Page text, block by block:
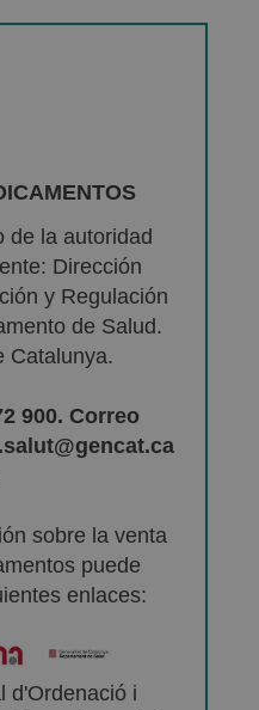
de la autoridad
Dirección
y Regulación
de Salud.
Catalunya.
900. Correo
sobre la venta
puede
enlaces:
d'Ordenació i